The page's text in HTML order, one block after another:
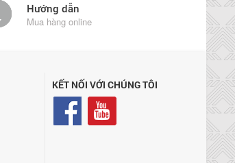
Hướng dẫn
Mua hàng online
KẾT NỐI VỚI CHÚNG TÔI